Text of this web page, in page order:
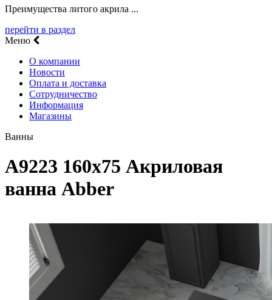
Преимущества литого акрила ...
перейти в раздел
Меню
О компании
Новости
Оплата и доставка
Сотрудничество
Информация
Магазины
Ванны
A9223 160х75 Акриловая
ванна Abber